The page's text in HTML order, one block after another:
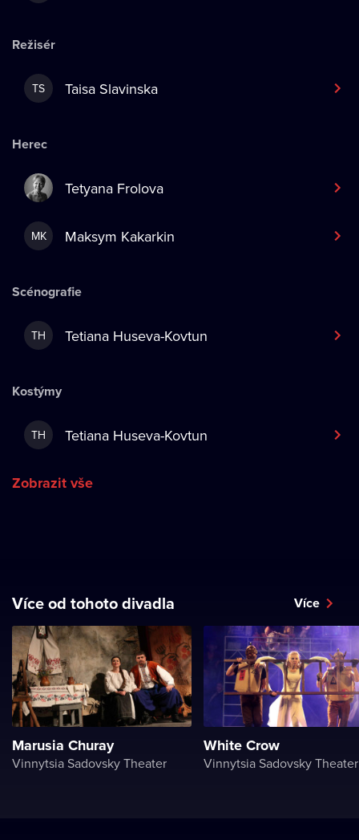
Režisér
TS Taisa Slavinska
Herec
Tetyana Frolova
MK Maksym Kakarkin
Scénografie
TH Tetiana Huseva-Kovtun
Kostýmy
TH Tetiana Huseva-Kovtun
Zobrazit vše
Více od tohoto divadla Více
Marusia Churay
Vinnytsia Sadovsky Theater
White Crow
Vinnytsia Sadovsky Theater